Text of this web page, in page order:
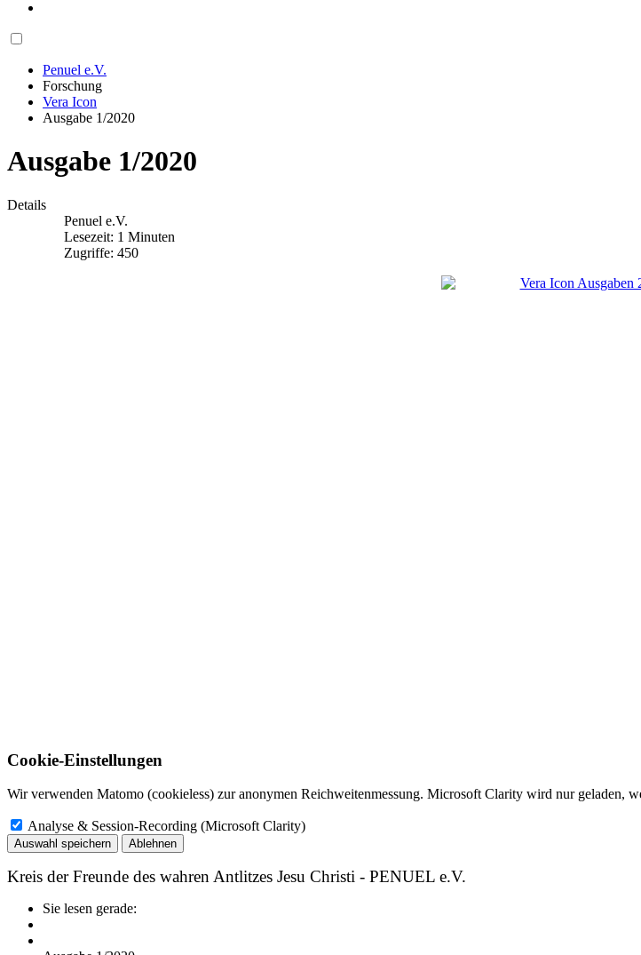
Penuel e.V.
Forschung
Vera Icon
Ausgabe 1/2020
Ausgabe 1/2020
Details
Penuel e.V.
Lesezeit: 1 Minuten
Zugriffe: 450
Cookie-Einstellungen
Wir verwenden Matomo (cookieless) zur anonymen Reichweitenmessung. Microsoft Clarity wird nur geladen,
Analyse & Session-Recording (Microsoft Clarity)
Auswahl speichern Ablehnen
Kreis der Freunde des wahren Antlitzes Jesu Christi - PENUEL e.V.
Sie lesen gerade: